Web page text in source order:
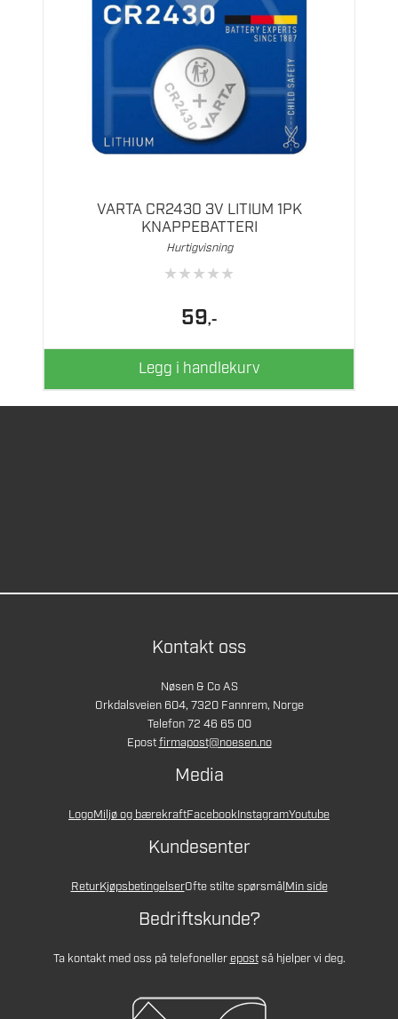
VARTA CR2430 3V LITIUM 1PK
KNAPPEBATTERI
Hurtigvisning
★★★★★
59,-
Legg i handlekurv
Kontakt oss
Nøsen & Co AS
Orkdalsveien 604, 7320 Fannrem, Norge
Telefon 72 46 65 00
Epostfirmapost@noesen.no
Media
LogoMiljø og bærekraftFacebookInstagramYoutube
Kundesenter
ReturKjøpsbetingelserOfte stilte spørsmålMin side
Bedriftskunde?
Ta kontakt med oss på telefonellerepostså hjelper vi deg.